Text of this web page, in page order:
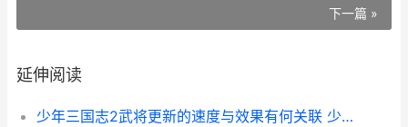
下一篇 »
延伸阅读
少年三国志2武将更新的速度与效果有何关联 少年三国